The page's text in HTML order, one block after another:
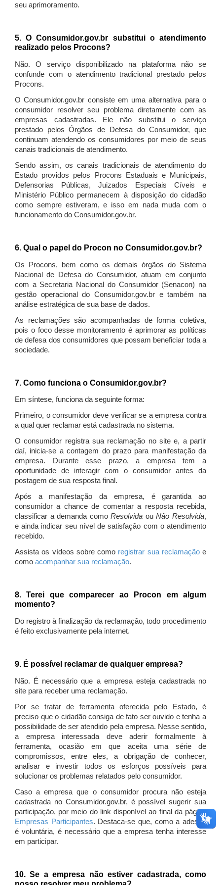
seu aprimoramento.
5. O Consumidor.gov.br substitui o atendimento
realizado pelos Procons?
Não. O serviço disponibilizado na plataforma não se
confunde com o atendimento tradicional prestado pelos
Procons.
O Consumidor.gov.br consiste em uma alternativa para o
consumidor resolver seu problema diretamente com as
empresas cadastradas. Ele não substitui o serviço
prestado pelos Órgãos de Defesa do Consumidor, que
continuam atendendo os consumidores por meio de seus
canais tradicionais de atendimento.
Sendo assim, os canais tradicionais de atendimento do
Estado providos pelos Procons Estaduais e Municipais,
Defensorias Públicas, Juizados Especiais Cíveis e
Ministério Público permanecem à disposição do cidadão
como sempre estiveram, e isso em nada muda com o
funcionamento do Consumidor.gov.br.
6. Qual o papel do Procon no Consumidor.gov.br?
Os Procons, bem como os demais órgãos do Sistema
Nacional de Defesa do Consumidor, atuam em conjunto
com a Secretaria Nacional do Consumidor (Senacon) na
gestão operacional do Consumidor.gov.br e também na
análise estratégica de sua base de dados.
As reclamações são acompanhadas de forma coletiva,
pois o foco desse monitoramento é aprimorar as políticas
de defesa dos consumidores que possam beneficiar toda a
sociedade.
7. Como funciona o Consumidor.gov.br?
Em síntese, funciona da seguinte forma:
Primeiro, o consumidor deve verificar se a empresa contra
a qual quer reclamar está cadastrada no sistema.
O consumidor registra sua reclamação no site e, a partir
daí, inicia-se a contagem do prazo para manifestação da
empresa. Durante esse prazo, a empresa tem a
oportunidade de interagir com o consumidor antes da
postagem de sua resposta final.
Após a manifestação da empresa, é garantida ao
consumidor a chance de comentar a resposta recebida,
classificar a demanda comoResolvida ouNão Resolvida,
e ainda indicar seu nível de satisfação com o atendimento
recebido.
Assista os vídeos sobre como registrar sua reclamaçãoe
como acompanhar sua reclamação.
8. Terei que comparecer ao Procon em algum
momento?
Do registro à finalização da reclamação, todo procedimento
é feito exclusivamente pela internet.
9. É possível reclamar de qualquer empresa?
Não. É necessário que a empresa esteja cadastrada no
site para receber uma reclamação.
Por se tratar de ferramenta oferecida pelo Estado, é
preciso que o cidadão consiga de fato ser ouvido e tenha a
possibilidade de ser atendido pela empresa. Nesse sentido,
a empresa interessada deve aderir formalmente à
ferramenta, ocasião em que aceita uma série de
compromissos, entre eles, a obrigação de conhecer,
analisar e investir todos os esforços possíveis para
solucionar os problemas relatados pelo consumidor.
Caso a empresa que o consumidor procura não esteja
cadastrada no Consumidor.gov.br, é possível sugerir sua
participação, por meio do link disponível ao final da página
Empresas Participantes. Destaca-se que, como a adesão
é voluntária, é necessário que a empresa tenha interesse
em participar.
10. Se a empresa não estiver cadastrada, como